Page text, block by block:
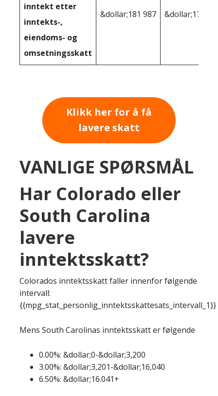
inntekt etter
inntekts-,
eiendoms- og
omsetningsskatt
&dollar;181 987 &dollar;178
Klikk her for å få
lavere skatt
VANLIGE SPØRSMÅL
Har Colorado eller
South Carolina
lavere
inntektsskatt?
Colorados inntektsskatt faller innenfor følgende
intervall:
{{mpg_stat_personlig_inntektsskattesats_intervall_1}}
Mens South Carolinas inntektsskatt er følgende
0.00%: &dollar;0-&dollar;3,200
3.00%: &dollar;3,201-&dollar;16,040
6.50%: &dollar;16.041+